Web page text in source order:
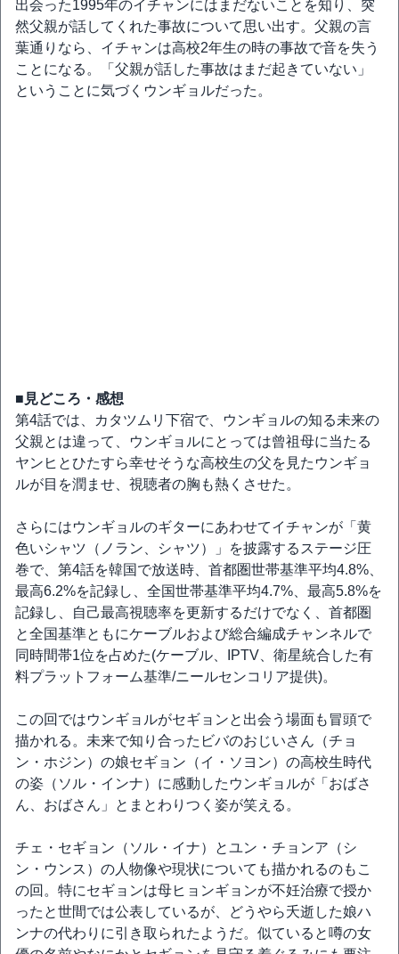
出会った1995年のイチャンにはまだないことを知り、突
然父親が話してくれた事故について思い出す。父親の言
葉通りなら、イチャンは高校2年生の時の事故で音を失う
ことになる。「父親が話した事故はまだ起きていない」
ということに気づくウンギョルだった。
■見どころ・感想
第4話では、カタツムリ下宿で、ウンギョルの知る未来の
父親とは違って、ウンギョルにとっては曾祖母に当たる
ヤンヒとひたすら幸せそうな高校生の父を見たウンギョ
ルが目を潤ませ、視聴者の胸も熱くさせた。
さらにはウンギョルのギターにあわせてイチャンが「黄
色いシャツ（ノラン、シャツ）」を披露するステージ圧
巻で、第4話を韓国で放送時、首都圏世帯基準平均4.8%、
最高6.2%を記録し、全国世帯基準平均4.7%、最高5.8%を
記録し、自己最高視聴率を更新するだけでなく、首都圏
と全国基準ともにケーブルおよび総合編成チャンネルで
同時間帯1位を占めた(ケーブル、IPTV、衛星統合した有
料プラットフォーム基準/ニールセンコリア提供)。
この回ではウンギョルがセギョンと出会う場面も冒頭で
描かれる。未来で知り合ったビバのおじいさん（チョ
ン・ホジン）の娘セギョン（イ・ソヨン）の高校生時代
の姿（ソル・インナ）に感動したウンギョルが「おばさ
ん、おばさん」とまとわりつく姿が笑える。
チェ・セギョン（ソル・イナ）とユン・チョンア（シ
ン・ウンス）の人物像や現状についても描かれるのもこ
の回。特にセギョンは母ヒョンギョンが不妊治療で授か
ったと世間では公表しているが、どうやら夭逝した娘ハ
ンナの代わりに引き取られたようだ。似ていると噂の女